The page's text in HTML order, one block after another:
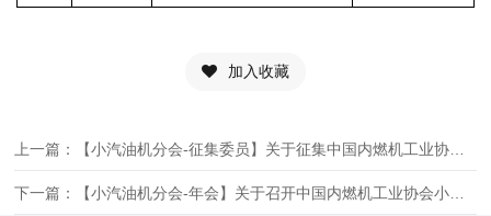
加入收藏
上一篇：【小汽油机分会-征集委员】关于征集中国内燃机工业协会小汽油机分会发电机组工作组委员的通知
下一篇：【小汽油机分会-年会】关于召开中国内燃机工业协会小汽油机分会2021年年会的预通知